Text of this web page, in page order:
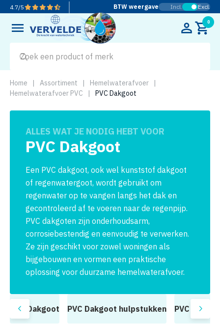
4.7/5 BTW weergave Incl. Excl.
0
Home | Assortiment | Hemelwaterafvoer
|
Hemelwaterafvoer PVC
| PVC Dakgoot
ALLES WAT JE NODIG HEBT VOOR
PVC Dakgoot
Een PVC dakgoot, ook wel kunststof dakgoot
of regenwatergoot, wordt gebruikt om
regenwater op te vangen langs het dak en
gecontroleerd af te voeren naar de regenpijp.
PVC dakgoten zijn onderhoudsarm,
corrosiebestendig en eenvoudig te verwerken.
Ze zijn geschikt voor zowel woningen als
bijgebouwen en vormen een praktische
oplossing voor duurzame hemelwaterafvoer.
PVC Dakgoot PVC Dakgoot hulpstukken PVC